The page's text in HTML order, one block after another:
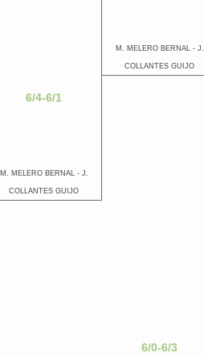
6/4-6/1
M. MELERO BERNAL - J.
COLLANTES GUIJO
M. MELERO BERNAL - J.
COLLANTES GUIJO
6/0-6/3